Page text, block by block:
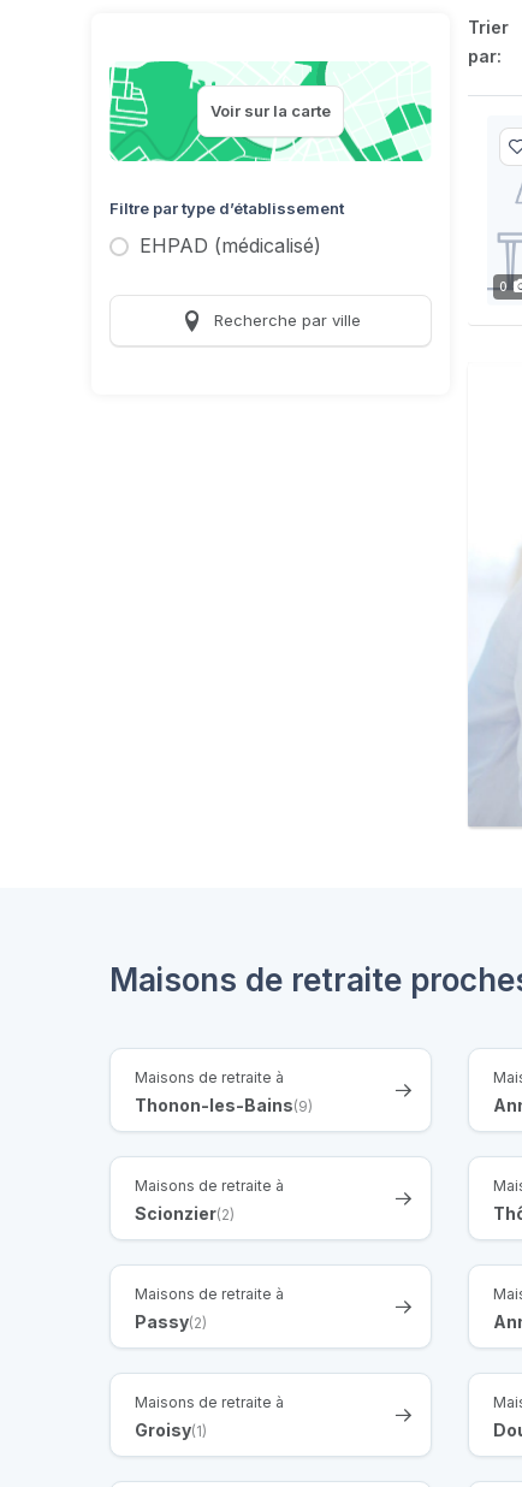
Voir sur la carte
Filtre par type d’établissement
EHPAD (médicalisé)
Recherche par ville
Trier
par:
0
Maisons de retraite
Maisons de retraite à
Thonon-les-Bains(9)
Maisons de retraite à
Scionzier(2)
Maisons de retraite à
Passy(2)
Maisons de retraite à
Groisy(1)